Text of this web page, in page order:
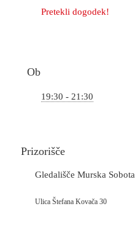
Pretekli dogodek!
Ob
19:30 - 21:30
Prizorišče
Gledališče Murska Sobota
Ulica Štefana Kovača 30